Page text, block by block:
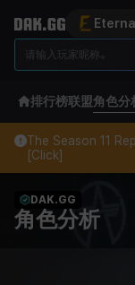
排行榜联盟角色分
The Season 11
[Click]
DAK.GG
角色分析